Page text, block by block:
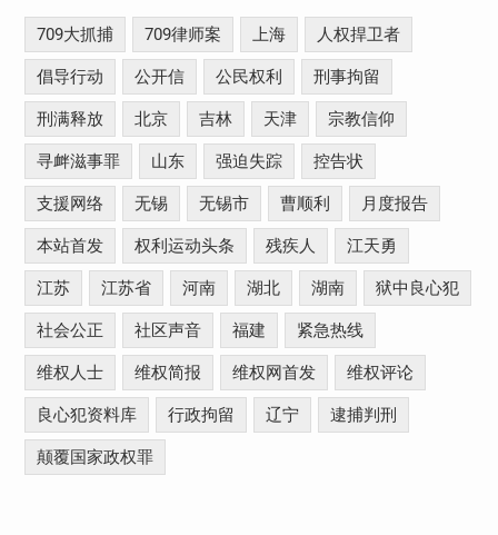
709大抓捕 709律师案 上海 人权捍卫者
倡导行动 公开信 公民权利 刑事拘留
刑满释放 北京 吉林 天津 宗教信仰
寻衅滋事罪 山东 强迫失踪 控告状
支援网络 无锡 无锡市 曹顺利 月度报告
本站首发 权利运动头条 残疾人 江天勇
江苏 江苏省 河南 湖北 湖南 狱中良心犯
社会公正 社区声音 福建 紧急热线
维权人士 维权简报 维权网首发 维权评论
良心犯资料库 行政拘留 辽宁 逮捕判刑
颠覆国家政权罪